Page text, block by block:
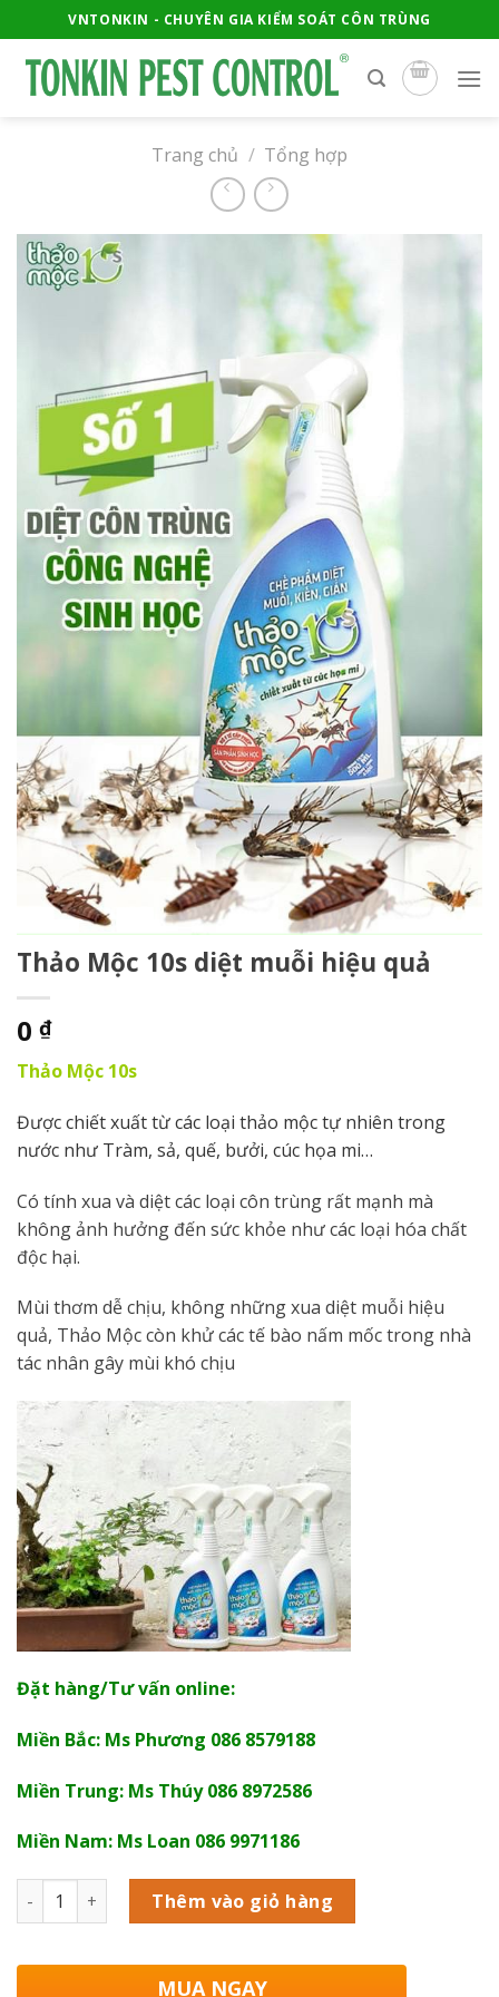
to
content
VNTONKIN - CHUYÊN GIA KIỂM SOÁT CÔN TRÙNG
Trang chủ / Tổng hợp
Thảo Mộc 10s diệt muỗi hiệu quả
0 ₫
Thảo Mộc 10s
Được chiết xuất từ các loại thảo mộc tự nhiên trong
nước như Tràm, sả, quế, bưởi, cúc họa mi…
Có tính xua và diệt các loại côn trùng rất mạnh mà
không ảnh hưởng đến sức khỏe như các loại hóa chất
độc hại.
Mùi thơm dễ chịu, không những xua diệt muỗi hiệu
quả, Thảo Mộc còn khử các tế bào nấm mốc trong nhà
tác nhân gây mùi khó chịu
Đặt hàng/Tư vấn online:
Miền Bắc: Ms Phương 086 8579188
Miền Trung: Ms Thúy 086 8972586
Miền Nam: Ms Loan 086 9971186
Số lượng Thêm vào giỏ hàng
MUA NGAY